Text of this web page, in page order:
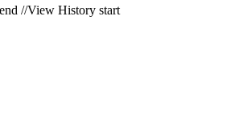
//View History start